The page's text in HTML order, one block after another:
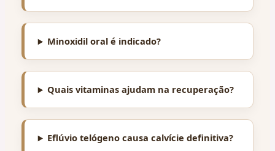
Minoxidil oral é indicado?
Quais vitaminas ajudam na recuperação?
Eflúvio telógeno causa calvície definitiva?